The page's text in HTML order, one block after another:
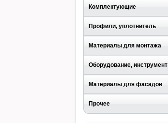
Комплектующие
Профили, уплотнитель
Материалы для монтажа
Оборудование, инструмент
Материалы для фасадов
Прочее